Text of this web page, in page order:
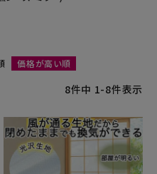
価格が高い順
8件中 1-8件表示